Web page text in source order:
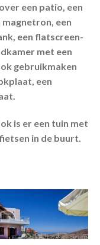
een patio, een
een
een flatscreen-
met een
gebruikmaken
een
is er een tuin met
in de buurt.